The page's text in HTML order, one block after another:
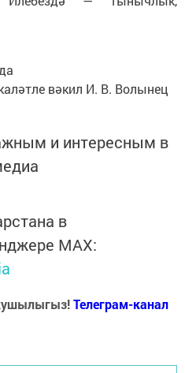
вәкил И. В. Волынец
и интересным в
в
MАХ:
Телеграм-канал